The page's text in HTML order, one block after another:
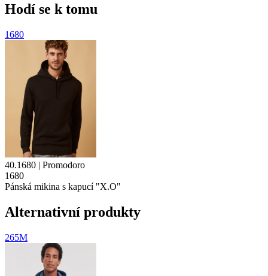
Hodí se k tomu
1680
40.1680 | Promodoro
1680
Pánská mikina s kapucí "X.O"
Alternativní produkty
265M